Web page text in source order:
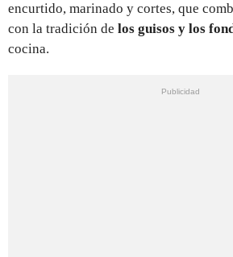
encurtido, marinado y cortes, que
con la tradición de los guisos y los
cocina.